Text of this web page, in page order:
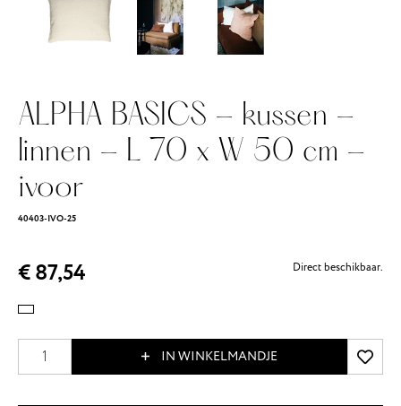
ALPHA BASICS - kussen -
linnen - L 70 x W 50 cm -
ivoor
40403-IVO-25
€ 87,54 Direct beschikbaar.
IN WINKELMANDJE